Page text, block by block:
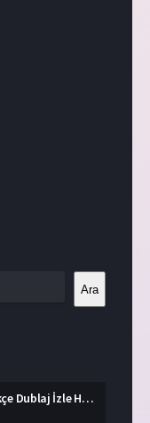
Ara
Alita Savaş Meleği 2 Türkçe Dublaj İzle HD Film